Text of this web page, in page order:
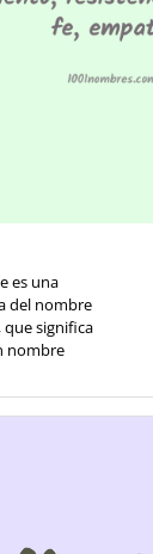
es una
del nombre
significa
nombre